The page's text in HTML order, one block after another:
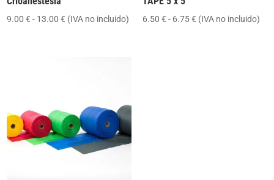
9.00€ - 13.00€ Rango
13.00 €
(IVA no incluido) 6.50 € - 6.75€Rango
(IVA no incluido)